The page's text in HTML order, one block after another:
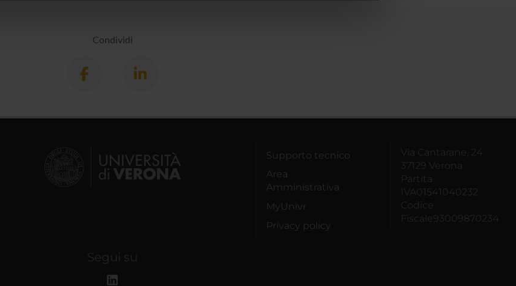
Condividi
Supporto tecnico
Area
Amministrativa
MyUnivr
Privacy policy
Via Cantarane, 24
37129 Verona
Partita
IVA01541040232
Codice
Fiscale93009870234
Segui su